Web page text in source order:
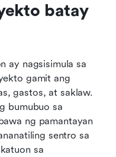
batay
ay nagsisimula sa
gamit ang
gastos, at saklaw.
bumubuo sa
ng pamantayan
sentro sa
sa